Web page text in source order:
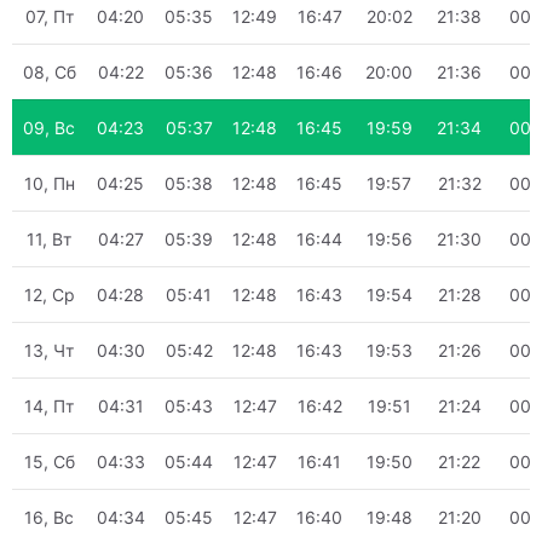
07, Пт 04:20 05:35 12:49 16:47 20:02 21:38
08, Сб 04:22 05:36 12:48 16:46 20:00 21:36
09, Вс 04:23 05:37 12:48 16:45 19:59 21:34
10, Пн 04:25 05:38 12:48 16:45 19:57 21:32
11, Вт 04:27 05:39 12:48 16:44 19:56 21:30
12, Ср 04:28 05:41 12:48 16:43 19:54 21:28
13, Чт 04:30 05:42 12:48 16:43 19:53 21:26
14, Пт 04:31 05:43 12:47 16:42 19:51 21:24
15, Сб 04:33 05:44 12:47 16:41 19:50 21:22
16, Вс 04:34 05:45 12:47 16:40 19:48 21:20